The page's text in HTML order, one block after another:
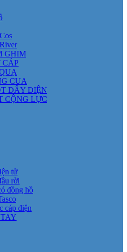
GHIM
CÁP
CUA
DÂY ĐIỆN
CỘNG LỰC
tử
rời
đồng hồ
cáp điện